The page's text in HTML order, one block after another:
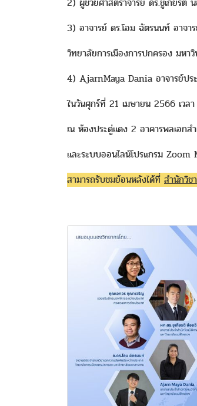
2) ผู้ช่วยศาสตราจารย์ ดร.ชูเกียรติ
3) อาจารย์ ดร.โอม ฉัตรนนท์ อาจาร
วิทยาลัยการเมืองการปกครอง มหา
4) AjarnMaya Dania อาจารย์ปร
ในวันศุกร์ที่ 21 เมษายน 2566 เว
ณ ห้องประดู่แดง 2 อาคารพลเอกส
และระบบออนไลน์โปรแกรม
สามารถรับชมย้อนหลังได้ที่ สำนักวิ